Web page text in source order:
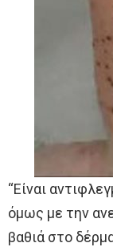
“Είναι
όμως με την
βαθιά στο